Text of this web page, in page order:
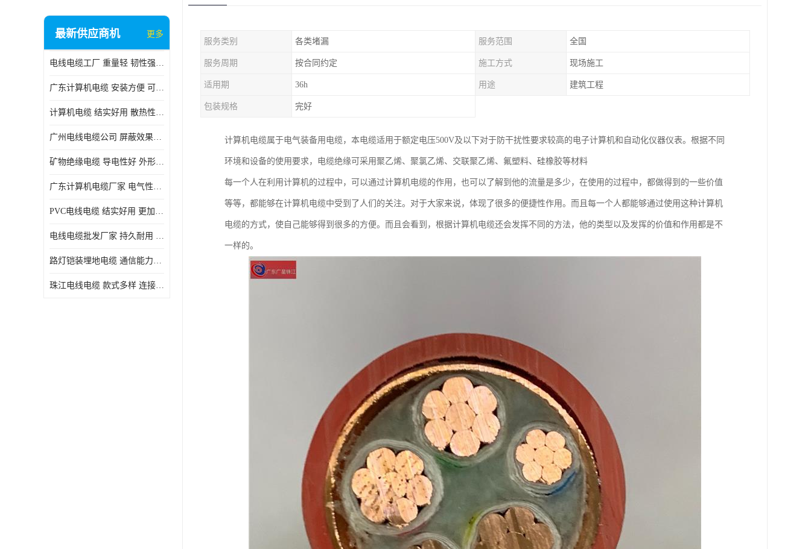
最新供应商机 更多
电线电缆工厂 重量轻 韧性强 体积小 连接简单
广东计算机电缆 安装方便 可随意弯曲折叠
计算机电缆 结实好用 散热性良好
广州电线电缆公司 屏蔽效果良好 拆卸安装方便
矿物绝缘电缆 导电性好 外形美观大方
广东计算机电缆厂家 电气性能稳定 外形美观大方
PVC电线电缆 结实好用 更加省时省力
电线电缆批发厂家 持久耐用 铜芯含量高
路灯铠装埋地电缆 通信能力强 受外界干扰小
珠江电线电缆 款式多样 连接可靠安全
服务类别 各类堵漏 服务范围 全国
服务周期 按合同约定 施工方式 现场施工
适用期 36h 用途 建筑工程
包装规格 完好
计算机电缆属于电气装备用电缆，本电缆适用于额定电压500V及以下对于防干扰性要求较高的电子计算机和自动化仪器仪表。根据不同
环境和设备的使用要求，电缆绝缘可采用聚乙烯、聚氯乙烯、交联聚乙烯、氟塑料、硅橡胶等材料
每一个人在利用计算机的过程中，可以通过计算机电缆的作用，也可以了解到他的流量是多少，在使用的过程中，都做得到的一些价值
等等，都能够在计算机电缆中受到了人们的关注。对于大家来说，体现了很多的便捷性作用。而且每一个人都能够通过使用这种计算机
电缆的方式，使自己能够得到很多的方便。而且会看到，根据计算机电缆还会发挥不同的方法，他的类型以及发挥的价值和作用都是不
一样的。